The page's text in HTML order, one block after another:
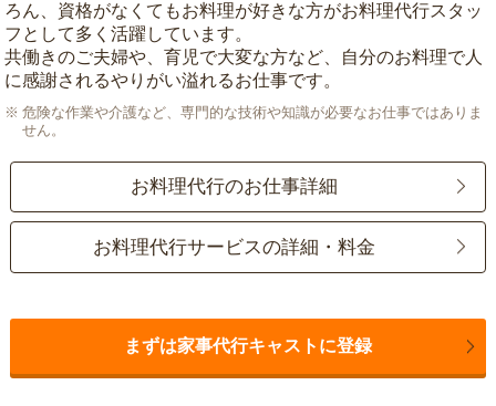
ろん、資格がなくてもお料理が好きな方がお料理代行スタッ
フとして多く活躍しています。
共働きのご夫婦や、育児で大変な方など、自分のお料理で人
に感謝されるやりがい溢れるお仕事です。
危険な作業や介護など、専門的な技術や知識が必要なお仕事ではありま
せん。
お料理代行のお仕事詳細
お料理代行サービスの詳細・料金
まずは家事代行キャストに登録